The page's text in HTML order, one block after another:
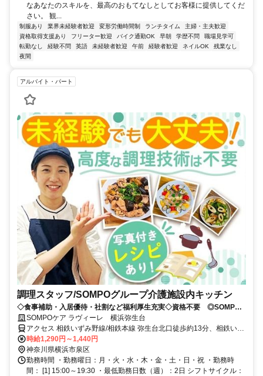
なあなたのスキルを、最高のおもてなしとしてお客様に提供してくだ
さい。 観...
制服あり 業界未経験者歓迎 変形労働時間制 ランチタイム
主婦・主夫歓迎
資格取得支援あり
フリーター歓迎 バイク通勤OK 早朝 学歴不問
職場見学可
転勤なし
経験不問 英語 未経験者歓迎 午前 経験者歓迎 ネイルOK
残業なし
夜間
アルバイト・パート
調理スタッフ/SOMPOグループ介護施設内キッチン
◇食事補助・入居優待・社割など福利厚生充実◇資格不要 ◎SOMPO
グループ有料老人ホーム内勤務で安心
SOMPOケア ラヴィーレ 横浜弥生台
アクセス 相鉄いずみ野線/相鉄本線 弥生台北口徒歩約13分、相鉄いず
み野線 緑園都市西口徒歩約20分、相鉄いずみ野線/相鉄本線 いずみ野
北口徒歩約27分 相鉄いずみ野線「弥生台」駅 徒歩１４分
時給1,290円～1,440円
神奈川県横浜市泉区
勤務時間 ・勤務曜日：月・火・水・木・金・土・日・祝 ・勤務時
間： [1] 15:00～19:30 ・最低勤務日数（週）：2日 シフトサイクル：